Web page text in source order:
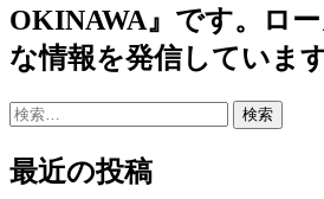
OKINAWA』です。ロ
な情報を発信しています
検
最近の投稿